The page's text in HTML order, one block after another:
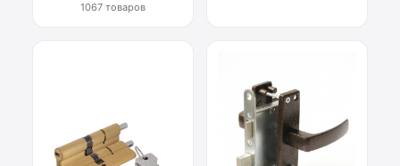
1067 товаров